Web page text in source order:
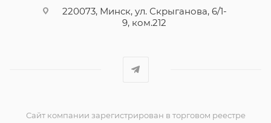
220073, Минск, ул. Скрыганова, 6/1-
9, ком.212
Сайт компании зарегистрирован в торговом реестре